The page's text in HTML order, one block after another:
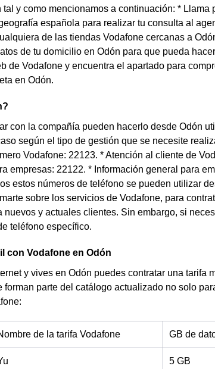
y como mencionamos a continuación: * Llama
española para realizar tu consulta al
de las tiendas Vodafone cercanas a
de tu domicilio en Odón para que pueda
de Vodafone y encuentra el apartado para
en Odón.
con la compañía pueden hacerlo desde Odón
según el tipo de gestión que se necesite
Vodafone: 22123. * Atención al cliente de
empresas: 22122. * Información general para
estos números de teléfono se pueden utilizar
sobre los servicios de Vodafone, para
y actuales clientes. Sin embargo, si
teléfono específico.
con Vodafone en Odón
y vives en Odón puedes contratar una tarifa
parte del catálogo actualizado no solo
de la tarifa Vodafone GB de
5 GB